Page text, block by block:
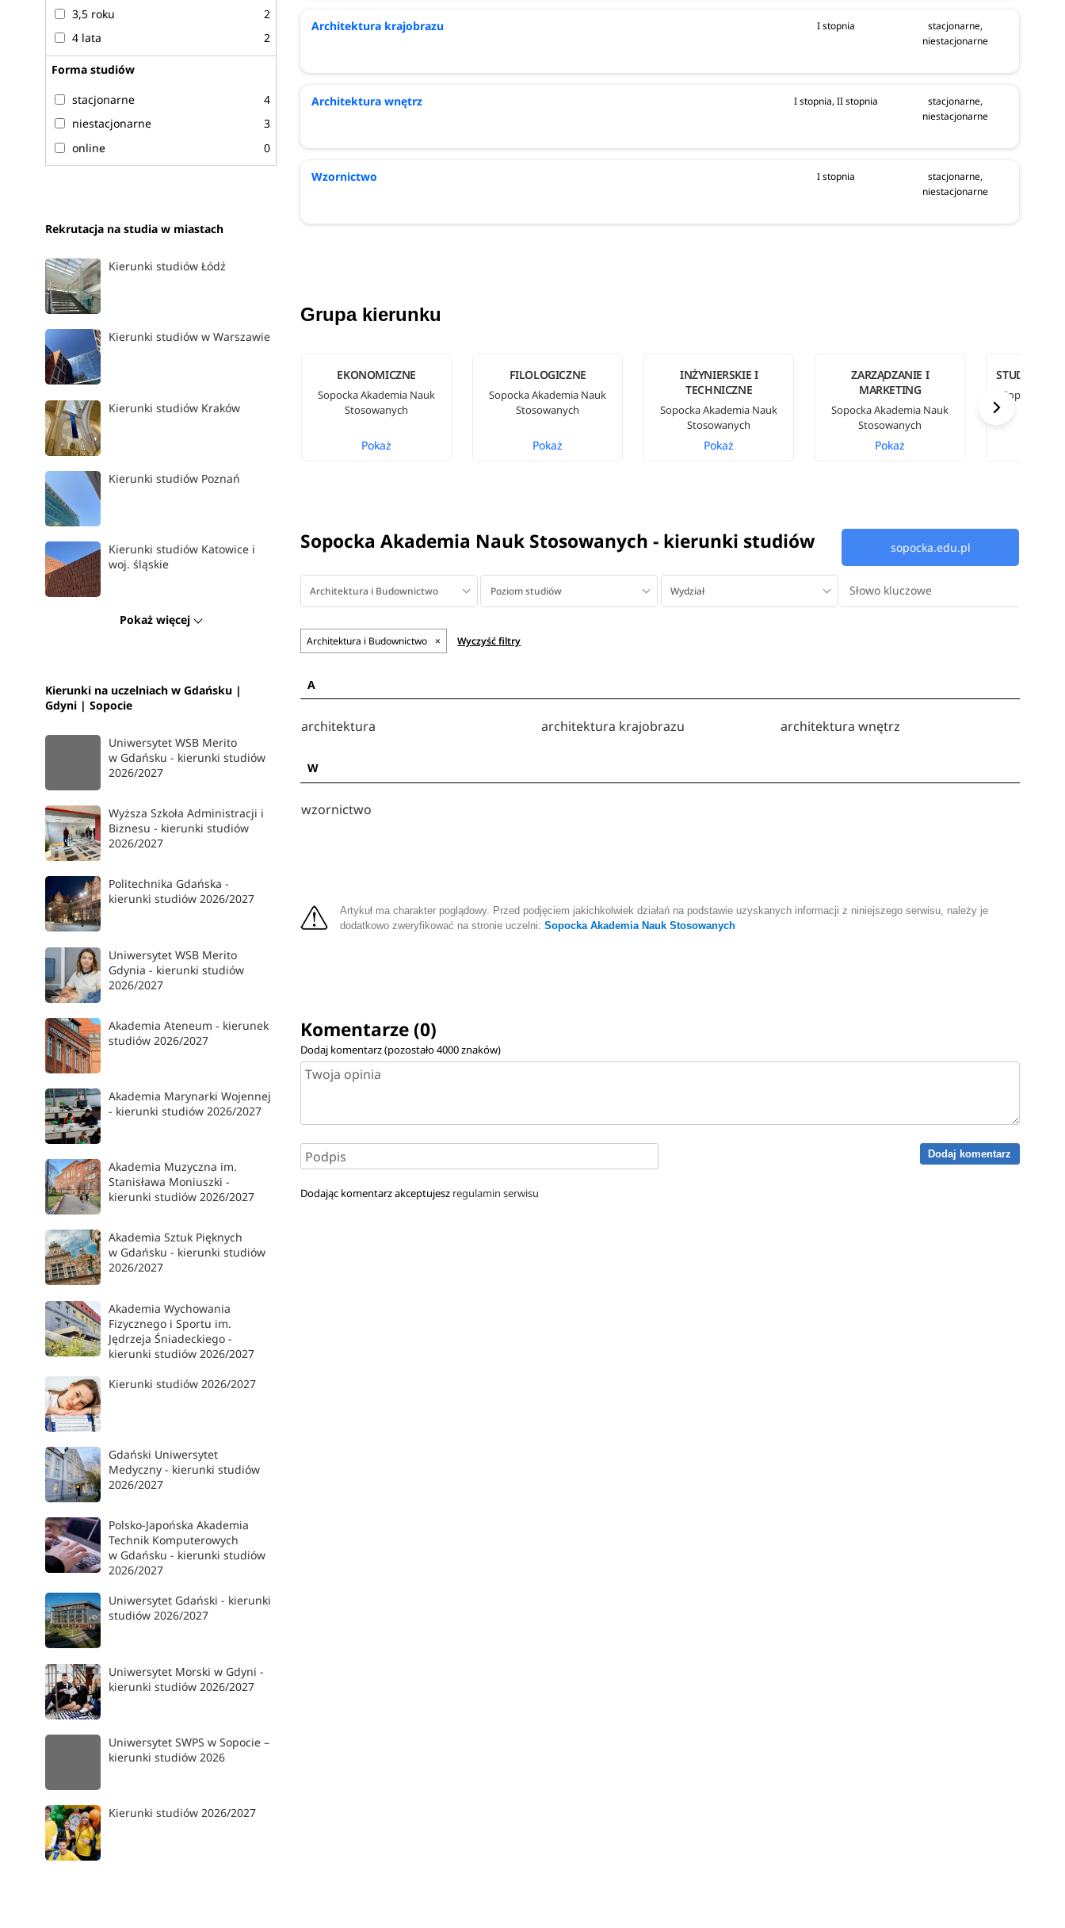
3,5 roku
2
4 lata
2
Forma studiów
stacjonarne
4
niestacjonarne
3
online
0
Rekrutacja na studia w miastach
Kierunki studiów Łódź
Kierunki studiów w Warszawie
Kierunki studiów Kraków
Kierunki studiów Poznań
Kierunki studiów Katowice i
woj. śląskie
Pokaż więcej
Kierunki na uczelniach w Gdańsku |
Gdyni | Sopocie
Uniwersytet WSB Merito
w Gdańsku - kierunki studiów
2026/2027
Wyższa Szkoła Administracji i
Biznesu - kierunki studiów
2026/2027
Politechnika Gdańska -
kierunki studiów 2026/2027
Uniwersytet WSB Merito
Gdynia - kierunki studiów
2026/2027
Akademia Ateneum - kierunek
studiów 2026/2027
Akademia Marynarki Wojennej
- kierunki studiów 2026/2027
Akademia Muzyczna im.
Stanisława Moniuszki -
kierunki studiów 2026/2027
Akademia Sztuk Pięknych
w Gdańsku - kierunki studiów
2026/2027
Akademia Wychowania
Fizycznego i Sportu im.
Jędrzeja Śniadeckiego -
kierunki studiów 2026/2027
Kierunki studiów 2026/2027
Gdański Uniwersytet
Medyczny - kierunki studiów
2026/2027
Polsko-Japońska Akademia
Technik Komputerowych
w Gdańsku - kierunki studiów
2026/2027
Uniwersytet Gdański - kierunki
studiów 2026/2027
Uniwersytet Morski w Gdyni -
kierunki studiów 2026/2027
Uniwersytet SWPS w Sopocie –
kierunki studiów 2026
Kierunki studiów 2026/2027
Architektura krajobrazu I stopnia
stacjonarne,
niestacjonarne
Architektura wnętrz I stopnia, II stopnia
stacjonarne,
niestacjonarne
Wzornictwo I stopnia
stacjonarne,
niestacjonarne
Grupa kierunku
EKONOMICZNE
Sopocka Akademia Nauk
Stosowanych
Pokaż
FILOLOGICZNE
Sopocka Akademia Nauk
Stosowanych
Pokaż
INŻYNIERSKIE I
TECHNICZNE
Sopocka Akademia Nauk
Stosowanych
Pokaż
ZARZĄDZANIE I
MARKETING
Sopocka Akademia Nauk
Stosowanych
Pokaż
STUDIA W
Sopocka
Sopocka Akademia Nauk Stosowanych - kierunki studiów sopocka.edu.pl
Architektura i Budownictwo Poziom studiów Wydział
Architektura i Budownictwo × Wyczyść filtry
A
architektura architektura krajobrazu architektura wnętrz
W
wzornictwo
Artykuł ma charakter poglądowy. Przed podjęciem jakichkolwiek działań na podstawie uzyskanych informacji z niniejszego serwisu, należy je
dodatkowo zweryfikować na stronie uczelni:Sopocka Akademia Nauk Stosowanych
Komentarze (0)
Dodaj komentarz (pozostało4000znaków)
Dodając komentarz akceptujesz regulamin serwisu
Dodaj komentarz